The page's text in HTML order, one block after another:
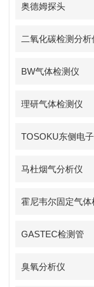
奥德姆探头
二氧化碳检测分析
BW气体检测仪
理研气体检测仪
TOSOKU东侧电
马杜烟气分析仪
霍尼韦尔固定气体
GASTEC检测管
臭氧分析仪